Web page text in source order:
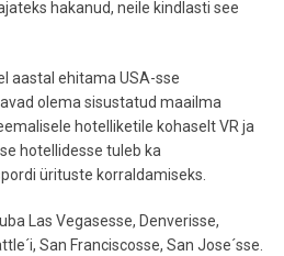
hakanud, neile kindlasti see
aastal ehitama USA-sse
olema sisustatud maailma
hotelliketile kohaselt VR ja
hotellidesse tuleb ka
ürituste korraldamiseks.
Las Vegasesse, Denverisse,
San Franciscosse, San Jose´sse.